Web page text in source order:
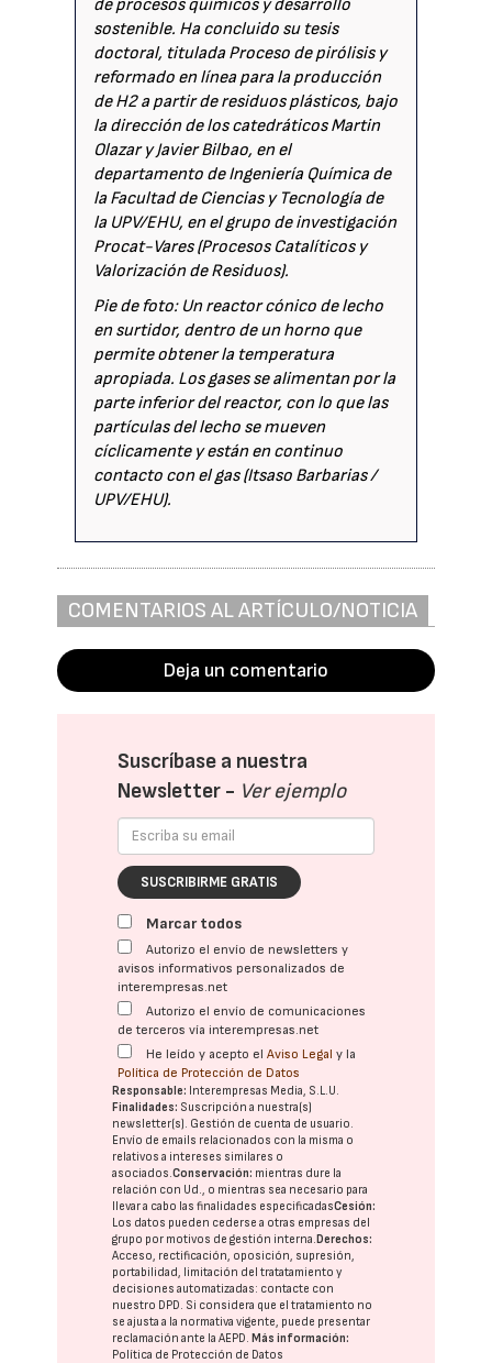
de procesos químicos y desarrollo
sostenible. Ha concluido su tesis
doctoral, titulada Proceso de pirólisis y
reformado en línea para la producción
de H2 a partir de residuos plásticos, bajo
la dirección de los catedráticos Martin
Olazar y Javier Bilbao, en el
departamento de Ingeniería Química de
la Facultad de Ciencias y Tecnología de
la UPV/EHU, en el grupo de investigación
Procat-Vares (Procesos Catalíticos y
Valorización de Residuos).
Pie de foto: Un reactor cónico de lecho
en surtidor, dentro de un horno que
permite obtener la temperatura
apropiada. Los gases se alimentan por la
parte inferior del reactor, con lo que las
partículas del lecho se mueven
cíclicamente y están en continuo
contacto con el gas (Itsaso Barbarias /
UPV/EHU).
COMENTARIOS AL ARTÍCULO/NOTICIA
Deja un comentario
Suscríbase a nuestra
Newsletter - Ver ejemplo
SUSCRIBIRME GRATIS
Marcar todos
Autorizo el envío de newsletters y
avisos informativos personalizados de
interempresas.net
Autorizo el envío de comunicaciones
de terceros vía interempresas.net
He leído y acepto elAviso Legal y la
Política de Protección de Datos
Responsable: Interempresas Media, S.L.U.
Finalidades: Suscripción a nuestra(s)
newsletter(s). Gestión de cuenta de usuario.
Envío de emails relacionados con la misma o
relativos a intereses similares o
asociados.Conservación: mientras dure la
relación con Ud., o mientras sea necesario para
llevar a cabo las finalidades especificadasCesión:
Los datos pueden cederse a otras empresas del
grupo por motivos de gestión interna.Derechos:
Acceso, rectificación, oposición, supresión,
portabilidad, limitación del tratatamiento y
decisiones automatizadas: contacte con
nuestro DPD . Si considera que el tratamiento no
se ajusta a la normativa vigente, puede presentar
reclamación ante laAEPD .Más información:
Política de Protección de Datos